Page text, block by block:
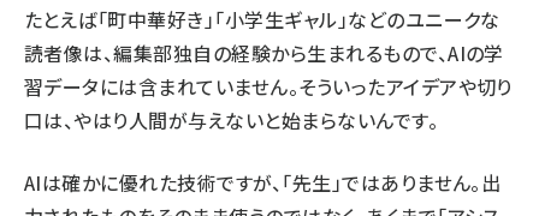
たとえば「町中華好き」「小学生ギャル」などのユニークな
読者像は、編集部独自の経験から生まれるもので、AIの学
習データには含まれていません。そういったアイデアや切り
口は、やはり人間が与えないと始まらないんです。
AIは確かに優れた技術ですが、「先生」ではありません。出